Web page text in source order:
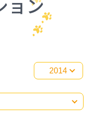
2014